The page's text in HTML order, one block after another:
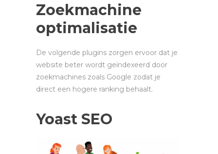
Zoekmachine
optimalisatie
De volgende plugins zorgen ervoor dat je
website beter wordt geïndexeerd door
zoekmachines zoals Google zodat je
direct een hogere ranking behaalt.
Yoast SEO